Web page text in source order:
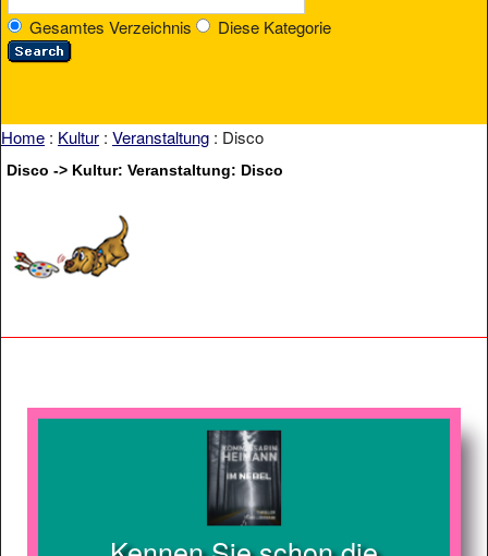
Gesamtes Verzeichnis Diese Kategorie
Home : Kultur : Veranstaltung : Disco
Disco -> Kultur: Veranstaltung: Disco